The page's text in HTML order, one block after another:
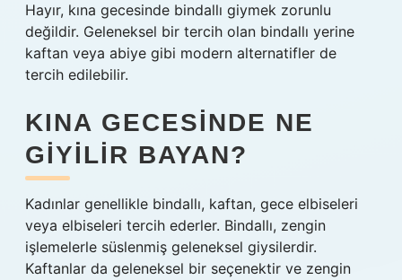
Hayır, kına gecesinde bindallı giymek zorunlu
değildir. Geleneksel bir tercih olan bindallı yerine
kaftan veya abiye gibi modern alternatifler de
tercih edilebilir.
KINA GECESINDE NE
GIYILIR BAYAN?
Kadınlar genellikle bindallı, kaftan, gece elbiseleri
veya elbiseleri tercih ederler. Bindallı, zengin
işlemelerle süslenmiş geleneksel giysilerdir.
Kaftanlar da geleneksel bir seçenektir ve zengin